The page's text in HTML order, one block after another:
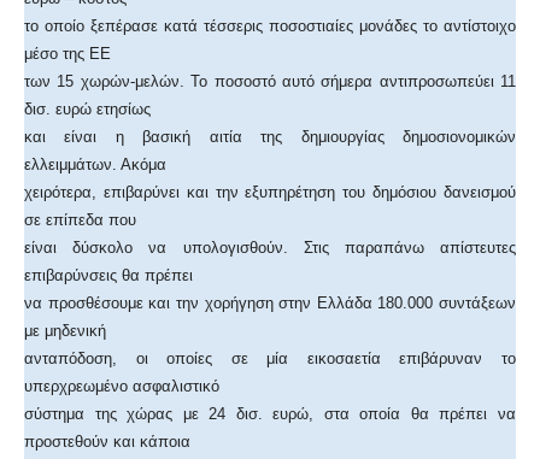
το οποίο ξεπέρασε κατά τέσσερις ποσοστιαίες μονάδες το αντίστοιχο
μέσο της ΕΕ
των 15 χωρών-μελών. Το ποσοστό αυτό σήμερα αντιπροσωπεύει 11
δισ. ευρώ ετησίως
και είναι η βασική αιτία της δημιουργίας δημοσιονομικών
ελλειμμάτων. Ακόμα
χειρότερα, επιβαρύνει και την εξυπηρέτηση του δημόσιου δανεισμού
σε επίπεδα που
είναι δύσκολο να υπολογισθούν. Στις παραπάνω απίστευτες
επιβαρύνσεις θα πρέπει
να προσθέσουμε και την χορήγηση στην Ελλάδα 180.000 συντάξεων
με μηδενική
ανταπόδοση, οι οποίες σε μία εικοσαετία επιβάρυναν το
υπερχρεωμένο ασφαλιστικό
σύστημα της χώρας με 24 δισ. ευρώ, στα οποία θα πρέπει να
προστεθούν και κάποια